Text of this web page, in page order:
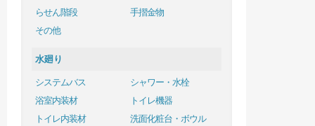
らせん階段
手摺金物
その他
水廻り
システムバス
シャワー・水栓
浴室内装材
トイレ機器
トイレ内装材
洗面化粧台・ボウル